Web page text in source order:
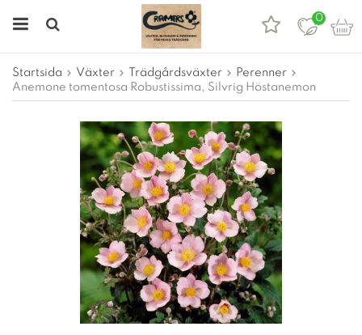
0
Startsida Växter Trädgårdsväxter
Perenner
Anemone tomentosa Robustissima, Silvrig Höstanemon